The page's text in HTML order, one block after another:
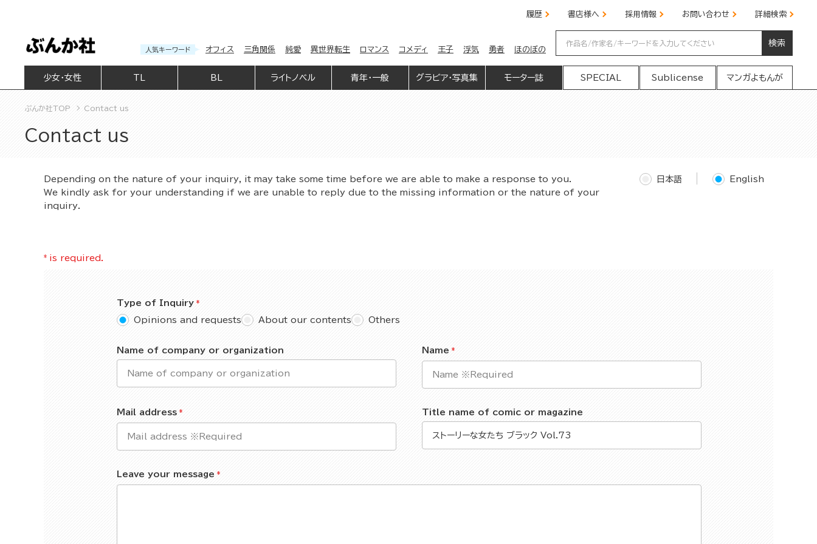
履歴 書店様へ 採用情報 お問い合わせ 詳細検索
人気キーワード オフィス 三角関係 純愛 異世界転生 ロマンス コメディ 王子 浮気 勇者 ほのぼの
検索
少女・女性 BL ライトノベル 青年・一般 グラビア・写真集 モーター誌 SPECIAL Sublicense マンガよもんが
ぶんか社TOP Contact us
Contact us
Depending on the nature of your inquiry, it may take some time before we are able to make a response to you.
We kindly ask for your understanding if we are unable to reply due to the missing information or the nature of your
inquiry.
日本語 English
* is required.
Type of Inquiry
Opinions and requests
About our contents Others
Name of company or organization Name
Mail address Title name of comic or magazine
Leave your message